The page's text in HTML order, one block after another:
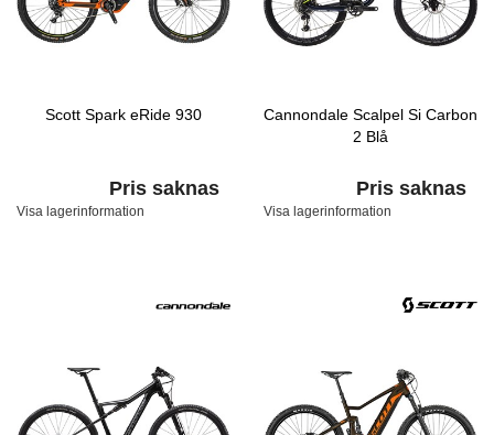
Scott Spark eRide 930
Pris saknas
Visa lagerinformation
Cannondale Scalpel Si Carbon
2 Blå
Pris saknas
Visa lagerinformation